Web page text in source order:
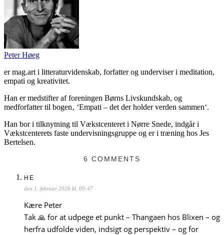
Peter Høeg
er mag.art i litteraturvidenskab, forfatter og underviser i meditation,
empati og kreativitet.
Han er medstifter af foreningen Børns Livskundskab, og
medforfatter til bogen‚ ‘Empati – det der holder verden sammen‘.
Han bor i tilknytning til Vækstcenteret i Nørre Snede, indgår i
Vækstcenterets faste undervisningsgruppe og er i træning hos Jes
Bertelsen.
6 COMMENTS
HE
den 1. februar 2026 kl. 09:47
Kære Peter
Tak 🙏 for at udpege et punkt – Thangaen hos Blixen – og
herfra udfolde viden, indsigt og perspektiv – og for